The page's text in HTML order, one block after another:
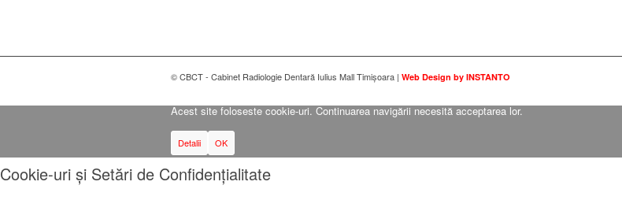
© CBCT - Cabinet Radiologie Dentară Iulius Mall Timișoara | Web Design by INSTANTO
Acest site foloseste cookie-uri. Continuarea navigării necesită acceptarea lor.
Detalii OK
Cookie-uri și Setări de Confidențialitate